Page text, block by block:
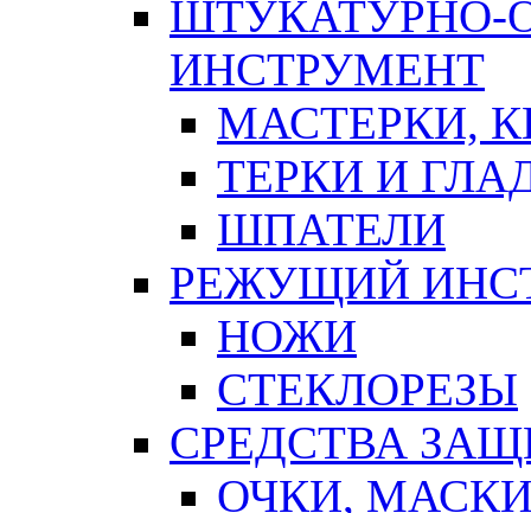
ШТУКАТУРНО-
ИНСТРУМЕНТ
МАСТЕРКИ,
ТЕРКИ И
ШПАТЕЛИ
РЕЖУЩИЙ
НОЖИ
СТЕКЛОРЕЗЫ
СРЕДСТВА
ОЧКИ,